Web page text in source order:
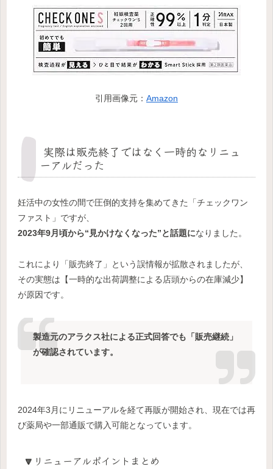
引用画像元： Amazon
実際は販売終了ではなく一時的なリニュ
ーアルだった
妊活中の女性の間で圧倒的支持を集めてきた「チェックワン
ファスト」ですが、
2023年9月頃から“見かけなくなった”と話題になりました。
これにより「販売終了」という誤情報が拡散されましたが、
その実態は【一時的な出荷調整による店頭からの在庫減少】
が原因です。
製造元のアラクス社による正式回答でも「販売継続」
が確認されています。
2024年3月にリニューアルを経て再販が開始され、現在では再
び薬局や一部通販で購入可能となっています。
🔽リニューアルポイントまとめ